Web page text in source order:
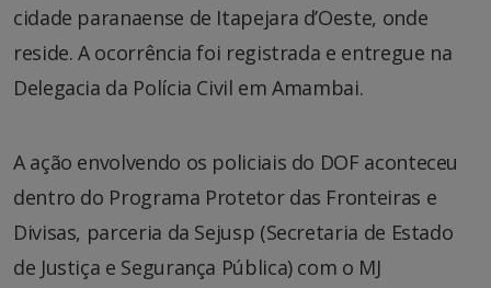
cidade paranaense de Itapejara d’Oeste, onde
reside. A ocorrência foi registrada e entregue na
Delegacia da Polícia Civil em Amambai.
A ação envolvendo os policiais do DOF aconteceu
dentro do Programa Protetor das Fronteiras e
Divisas, parceria da Sejusp (Secretaria de Estado
de Justiça e Segurança Pública) com o MJ